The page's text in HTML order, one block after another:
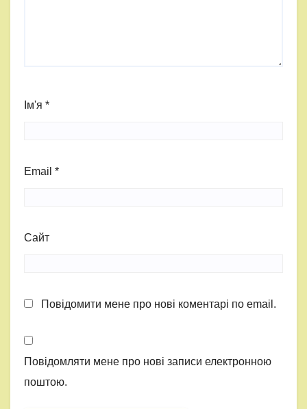
Ім'я *
Email *
Сайт
Повідомити мене про нові коментарі по email.
Повідомляти мене про нові записи електронною
поштою.